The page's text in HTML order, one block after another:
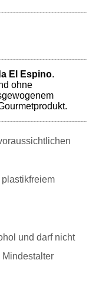
El Espino.
ohne
und darf nicht